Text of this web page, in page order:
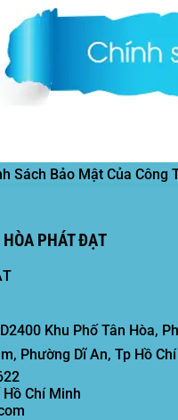
Sách Bảo Mật Của Công
HÒA PHÁT ĐẠT
Khu Phố Tân Hòa,
Phường Dĩ An, Tp Hồ
Chí Minh